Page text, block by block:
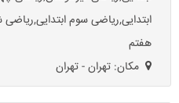
ابتدایی,ریاضی سوم
هفتم
مکان: تهران - تهران